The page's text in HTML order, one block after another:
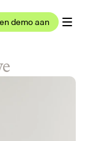
demo aan